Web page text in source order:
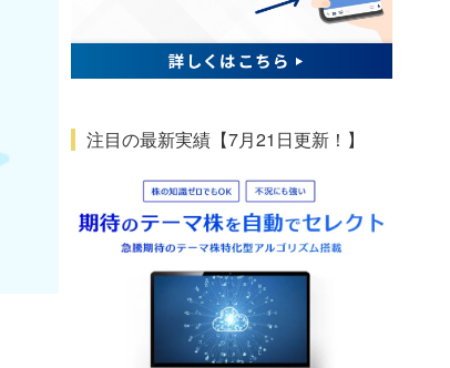
注目の最新実績【7月21日更新！】